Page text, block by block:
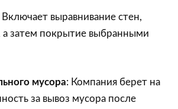
Включает выравнивание стен,
а затем покрытие выбранными
мусора: Компания берет на
за вывоз мусора после